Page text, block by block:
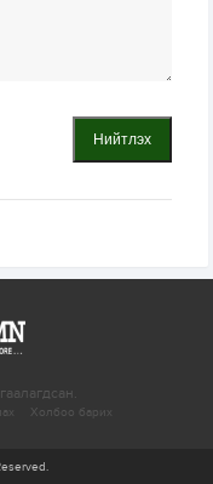
Нийтлэх
Холбоо барих